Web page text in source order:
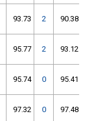
93.73 2 90.38
95.77 2 93.12
95.74 0 95.41
97.32 0 97.48